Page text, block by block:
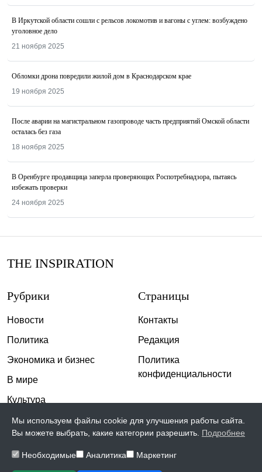
В Иркутской области сошли с рельсов локомотив и вагоны с углем: возбуждено
уголовное дело
21 ноября 2025
Обломки дрона повредили жилой дом в Краснодарском крае
19 ноября 2025
После аварии на магистральном газопроводе часть предприятий Омской области
осталась без газа
18 ноября 2025
В Оренбурге продавщица заперла проверяющих Роспотребнадзора, пытаясь
избежать проверки
24 ноября 2025
THE INSPIRATION
Рубрики
Новости
Политика
Экономика и бизнес
В мире
Культура
Спорт
Происшествия
Страницы
Контакты
Редакция
Политика
конфиденциальности
Мы используем файлы cookie для улучшения работы сайта.
Вы можете выбрать, какие категории разрешить. Подробнее
Необходимые Аналитика Маркетинг